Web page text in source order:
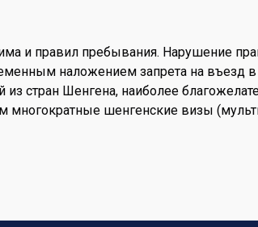
и правил пребывания. Нарушение
наложением запрета на въезд
из стран Шенгена, наиболее
многократные шенгенские визы